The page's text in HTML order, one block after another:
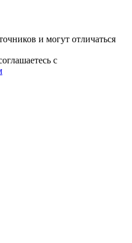
и могут отличаться
c